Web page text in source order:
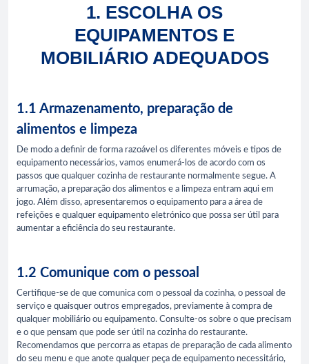
1. ESCOLHA OS
EQUIPAMENTOS E
MOBILIÁRIO ADEQUADOS
1.1 Armazenamento, preparação de
alimentos e limpeza
De modo a definir de forma razoável os diferentes móveis e tipos de
equipamento necessários, vamos enumerá-los de acordo com os
passos que qualquer cozinha de restaurante normalmente segue. A
arrumação, a preparação dos alimentos e a limpeza entram aqui em
jogo. Além disso, apresentaremos o equipamento para a área de
refeições e qualquer equipamento eletrónico que possa ser útil para
aumentar a eficiência do seu restaurante.
1.2 Comunique com o pessoal
Certifique-se de que comunica com o pessoal da cozinha, o pessoal de
serviço e quaisquer outros empregados, previamente à compra de
qualquer mobiliário ou equipamento. Consulte-os sobre o que precisam
e o que pensam que pode ser útil na cozinha do restaurante.
Recomendamos que percorra as etapas de preparação de cada alimento
do seu menu e que anote qualquer peça de equipamento necessitário,